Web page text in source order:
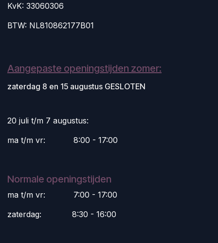
KvK: 33060306
BTW: NL810862177B01
Aangepaste openingstijden zomer:
zaterdag 8 en 15 augustus GESLOTEN
20 juli t/m 7 augustus:
ma t/m vr:
​8:00 - 17:00
Normale openingstijden
ma t/m vr:
​7:00 - 17:00
zaterdag:
​8:30 - 16:00